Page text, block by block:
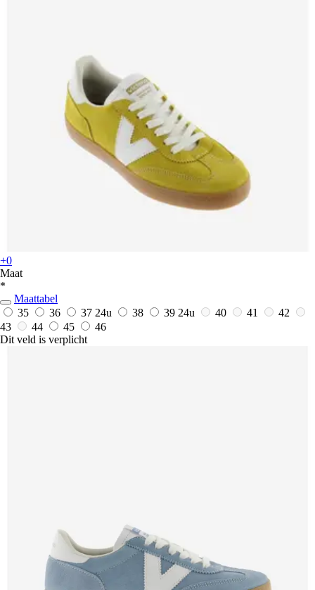
+0
Maat
*
Maattabel
35
36 37 24u 38 39 24u 40 41
42
43
44 45
46
Dit veld is verplicht